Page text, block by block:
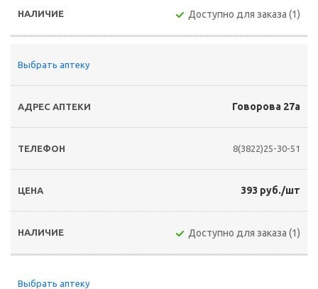
Доступно для заказа (1)
Выбрать аптеку
Говорова 27а
8(3822)25-30-51
393 руб./шт
Доступно для заказа (1)
Выбрать аптеку